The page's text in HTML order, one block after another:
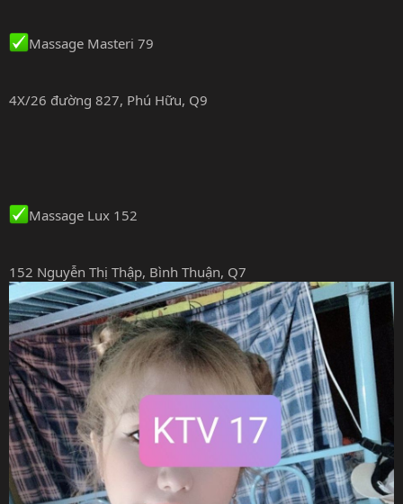
Massage Masteri 79
4X/26 đường 827, Phú Hữu, Q9
Massage Lux 152
152 Nguyễn Thị Thập, Bình Thuận, Q7